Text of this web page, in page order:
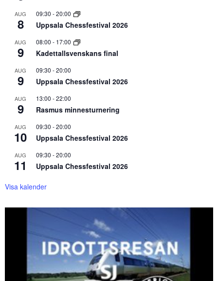
AUG
8
09:30 -20:00
Uppsala Chessfestival 2026
AUG
9
08:00 - 17:00
Kadettallsvenskans final
AUG
9
09:30 -20:00
Uppsala Chessfestival 2026
AUG
9
13:00 -22:00
Rasmus minnesturnering
AUG
10
09:30 -20:00
Uppsala Chessfestival 2026
AUG
11
09:30 -20:00
Uppsala Chessfestival 2026
Visa kalender